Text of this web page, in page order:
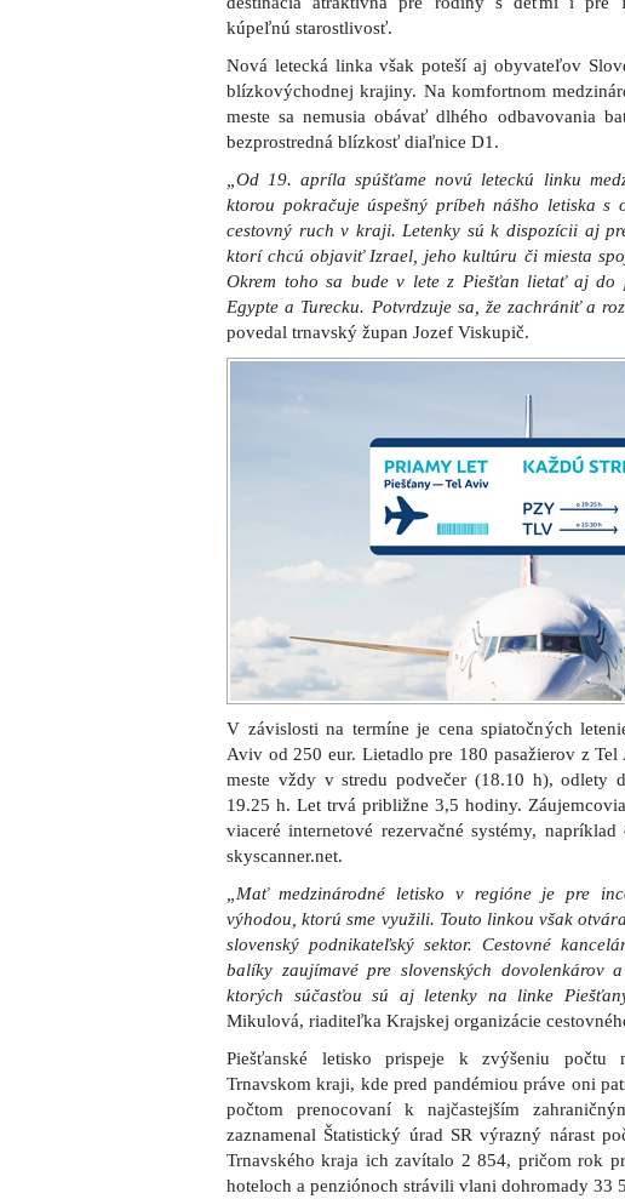
kúpeľnú starostlivosť.
Nová letecká linka však poteší aj obyvateľov
blízkovýchodnej krajiny. Na komfortnom
meste sa nemusia obávať dlhého odbavovania
bezprostredná blízkosť diaľnice D1.
„Od 19. apríla spúšťame novú leteckú linku
ktorou pokračuje úspešný príbeh nášho letiska s
cestovný ruch v kraji. Letenky sú k dispozícii aj
ktorí chcú objaviť Izrael, jeho kultúru či miesta
Okrem toho sa bude v lete z Piešťan lietať aj do
Egypte a Turecku. Potvrdzuje sa, že zachrániť a
povedal trnavský župan Jozef Viskupič.
V závislosti na termíne je cena spiatočných
Aviv od 250 eur. Lietadlo pre 180 pasažierov z
meste vždy v stredu podvečer (18.10 h), odlety
19.25 h. Let trvá približne 3,5 hodiny.
viaceré internetové rezervačné systémy,
skyscanner.net.
„Mať medzinárodné letisko v regióne je pre
výhodou, ktorú sme využili. Touto linkou však
slovenský podnikateľský sektor. Cestovné
balíky zaujímavé pre slovenských dovolenkárov
ktorých súčasťou sú aj letenky na linke
Mikulová, riaditeľka Krajskej organizácie
Piešťanské letisko prispeje k zvýšeniu počtu
Trnavskom kraji, kde pred pandémiou práve oni
počtom prenocovaní k najčastejším
zaznamenal Štatistický úrad SR výrazný nárast
Trnavského kraja ich zavítalo 2 854, pričom rok
hoteloch a penziónoch strávili vlani dohromady 33